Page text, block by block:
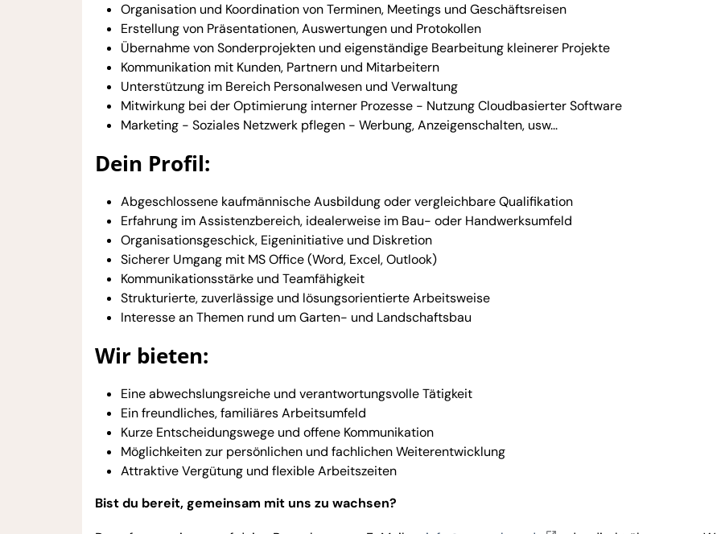
Organisation und Koordination von Terminen, Meetings und Geschäftsreisen
Erstellung von Präsentationen, Auswertungen und Protokollen
Übernahme von Sonderprojekten und eigenständige Bearbeitung kleinerer Projekte
Kommunikation mit Kunden, Partnern und Mitarbeitern
Unterstützung im Bereich Personalwesen und Verwaltung
Mitwirkung bei der Optimierung interner Prozesse - Nutzung Cloudbasierter Software
Marketing - Soziales Netzwerk pflegen - Werbung, Anzeigenschalten, usw...
Dein Profil:
Abgeschlossene kaufmännische Ausbildung oder vergleichbare Qualifikation
Erfahrung im Assistenzbereich, idealerweise im Bau- oder Handwerksumfeld
Organisationsgeschick, Eigeninitiative und Diskretion
Sicherer Umgang mit MS Office (Word, Excel, Outlook)
Kommunikationsstärke und Teamfähigkeit
Strukturierte, zuverlässige und lösungsorientierte Arbeitsweise
Interesse an Themen rund um Garten- und Landschaftsbau
Wir bieten:
Eine abwechslungsreiche und verantwortungsvolle Tätigkeit
Ein freundliches, familiäres Arbeitsumfeld
Kurze Entscheidungswege und offene Kommunikation
Möglichkeiten zur persönlichen und fachlichen Weiterentwicklung
Attraktive Vergütung und flexible Arbeitszeiten
Bist du bereit, gemeinsam mit uns zu wachsen?